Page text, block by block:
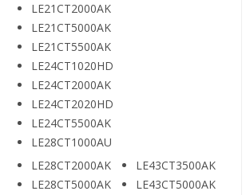
LE21CT2000AK
LE21CT5000AK
LE21CT5500AK
LE24CT1020HD
LE24CT2000AK
LE24CT2020HD
LE24CT5500AK
LE28CT1000AU
LE28CT2000AK
LE28CT5000AK
LE43CT3500AK
LE43CT5000AK